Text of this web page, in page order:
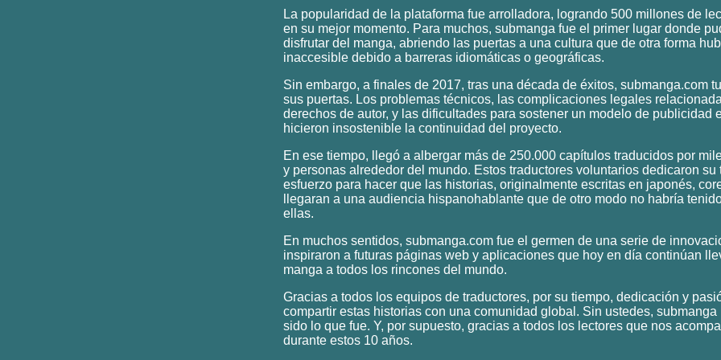
La popularidad de la plataforma fue arrolladora, logrando 500 millones de
en su mejor momento. Para muchos, submanga fue el primer lugar donde
disfrutar del manga, abriendo las puertas a una cultura que de otra forma
inaccesible debido a barreras idiomáticas o geográficas.
Sin embargo, a finales de 2017, tras una década de éxitos, submanga.com
sus puertas. Los problemas técnicos, las complicaciones legales
derechos de autor, y las dificultades para sostener un modelo de publicidad
hicieron insostenible la continuidad del proyecto.
En ese tiempo, llegó a albergar más de 250.000 capítulos traducidos por
y personas alrededor del mundo. Estos traductores voluntarios dedicaron su
esfuerzo para hacer que las historias, originalmente escritas en japonés,
llegaran a una audiencia hispanohablante que de otro modo no habría
ellas.
En muchos sentidos, submanga.com fue el germen de una serie de
inspiraron a futuras páginas web y aplicaciones que hoy en día continúan
manga a todos los rincones del mundo.
Gracias a todos los equipos de traductores, por su tiempo, dedicación y
compartir estas historias con una comunidad global. Sin ustedes,
sido lo que fue. Y, por supuesto, gracias a todos los lectores que nos
durante estos 10 años.